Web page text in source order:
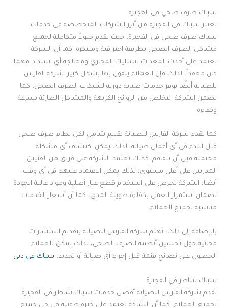
سباك صرف صحي في الفجيرة
تعتبر سباك في الفجيرة من أبرز الشركات المتخصصة في خدمات
سباك صرف صحي في الفجيرة، حيث تقدم حلولاً متكاملة لجميع
مشاكل الصرف الصحي بطريقة احترافية ومبتكرة. كما أن الشركة
تعتمد على أحدث المعدات لتسليك المجاري ومعالجة أي انسداد مهما
كان معقداً، لذلك فإن العملاء يثقون بها بشكل كبير. شركة الفارس
للصيانة أيضًا توفر خدمات صيانة دورية لشبكات الصرف الصحي، كما
تضمن الشركة التخلص من الروائح الكريهة والمشاكل الطارئة بسرعة
وكفاءة.
كما تقدم شركة الفارس للصيانة تقييم شامل لكل نظام صرف صحي
قبل البدء في أي أعمال صيانة، لذلك يمكن اكتشاف أي مشكلة
محتملة قبل أن تتفاقم. كذلك تعتمد الشركة على فريق من الفنيين
المدربين على أعلى مستوى، لذلك يمكن الاعتماد عليهم في أي وقت.
أيضا، الشركة تحرص على استخدام قطع غيار أصلية ومواد عالية الجودة
لضمان استمرار العمل بكفاءة طويلة المدى، كما أن أسعار الخدمات
مناسبة لجميع العملاء.
بالإضافة إلى ذلك، تهتم شركة الفارس للصيانة بتقديم استشارات
مجانية حول تحسين أنظمة الصرف الصحي، لذلك يمكن للعملاء
الحصول على نصائح قيّمة قبل إجراء أي صيانة أو تجديد. سباك في دبي
سباك شاطر في الفجيرة
تقدم شركة الفارس للصيانة أفضل خدمات سباك شاطر في الفجيرة
لجميع العملاء، كما أن الشركة تعتمد على خبرة طويلة في حل جميع